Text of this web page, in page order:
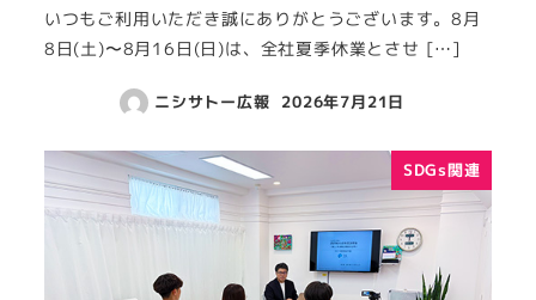
いつもご利用いただき誠にありがとうございます。8月
8日(土)〜8月16日(日)は、全社夏季休業とさせ […]
ニシサトー広報 2026年7月21日
SDGs関連